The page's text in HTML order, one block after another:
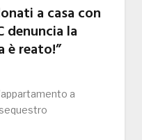
a casa con
denuncia la
è reato!”
a